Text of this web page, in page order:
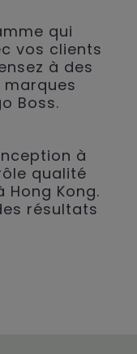
qui
vos clients
à des
Boss.
à
qualité
Kong.
résultats